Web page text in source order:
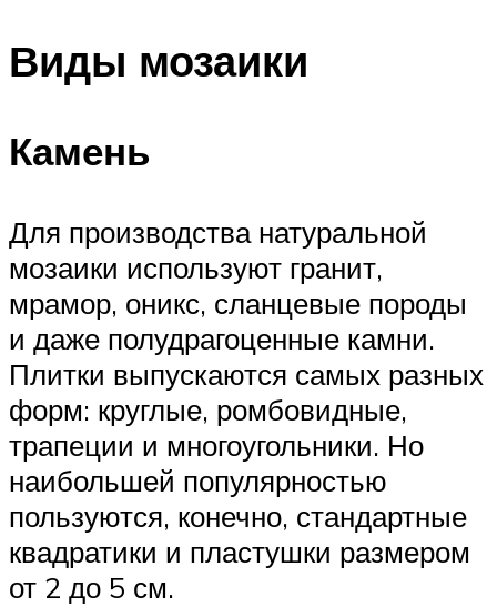
Виды мозаики
Камень
Для производства натуральной
мозаики используют гранит,
мрамор, оникс, сланцевые породы
и даже полудрагоценные камни.
Плитки выпускаются самых разных
форм: круглые, ромбовидные,
трапеции и многоугольники. Но
наибольшей популярностью
пользуются, конечно, стандартные
квадратики и пластушки размером
от 2 до 5 см.